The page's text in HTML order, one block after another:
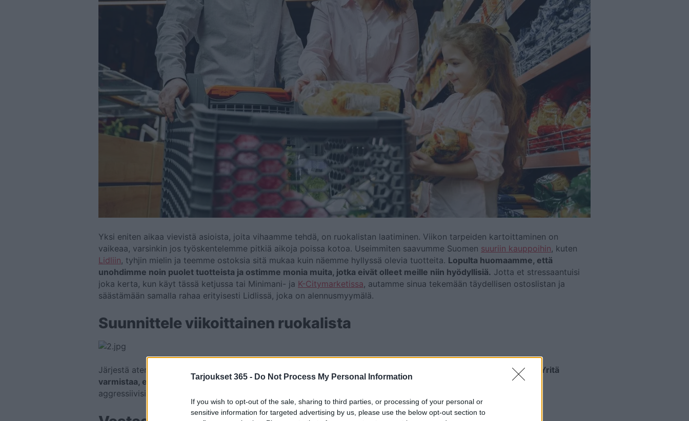
Tarjoukset 365 - Do Not Process My Personal Information
If you wish to opt-out of the sale, sharing to third parties, or processing of your personal or
sensitive information for targeted advertising by us, please use the below opt-out section to
Yksi eniten aikaa vievistä asioista, joita vihaamme tehdä, on ruokalistan laatiminen. Viikon tarpeiden kartoittaminen on
vaikeaa, varsinkin jos työskentelemme pitkiä aikoja poissa kotoa. Useimmiten saavumme Suomen suuriin kauppoihin, kuten
Lidliin, tyhjin mielin ja teemme ostoksia sitä mukaa kuin näemme hyllyssä olevia tuotteita. Lopulta huomaamme, että
unohdimme noin puolet tuotteista ja ostimme monia muita, jotka eivät olleet meille niin hyödyllisiä.
joka kerta, kun käyt tässä ketjussa tai Minimani- ja K-Citymarketissa, autamme sinua tekemään täydellisen ostoslistan ja
säästämään samalla rahaa erityisesti Lidlissä, joka on alennusmyymälä.
Suunnittele viikoittainen ruokalista
Järjestä ateriat koko viikoksi ja tee ostokset tämän suunnittelun perusteella. Tiedät, mitä ostaa ja oikean määrän.
Yritä
varmistaa, että viikoittainen ruokavaliosi on tasapainoinen ja että se sisältää kaikki elintarvikeryhmät.
aggressiivisia kampanjoita, joita voit hyödyntää, jotta budjettisi toimisi paremmin.